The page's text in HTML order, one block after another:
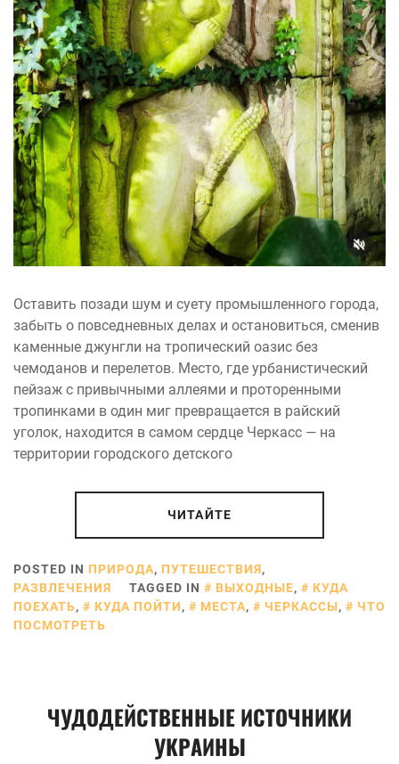
Оставить позади шум и суету промышленного города,
забыть о повседневных делах и остановиться, сменив
каменные джунгли на тропический оазис без
чемоданов и перелетов. Место, где урбанистический
пейзаж с привычными аллеями и проторенными
тропинками в один миг превращается в райский
уголок, находится в самом сердце Черкасс — на
территории городского детского
ЧИТАЙТЕ
POSTED IN ПРИРОДА, ПУТЕШЕСТВИЯ,
РАЗВЛЕЧЕНИЯ
TAGGED IN ВЫХОДНЫЕ,
КУДА
ПОЕХАТЬ, КУДА ПОЙТИ, МЕСТА, ЧЕРКАССЫ,
ЧТО
ПОСМОТРЕТЬ
ЧУДОДЕЙСТВЕННЫЕ ИСТОЧНИКИ
УКРАИНЫ